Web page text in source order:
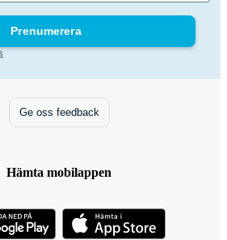
Prenumerera
Ge oss feedback
Hämta mobilappen